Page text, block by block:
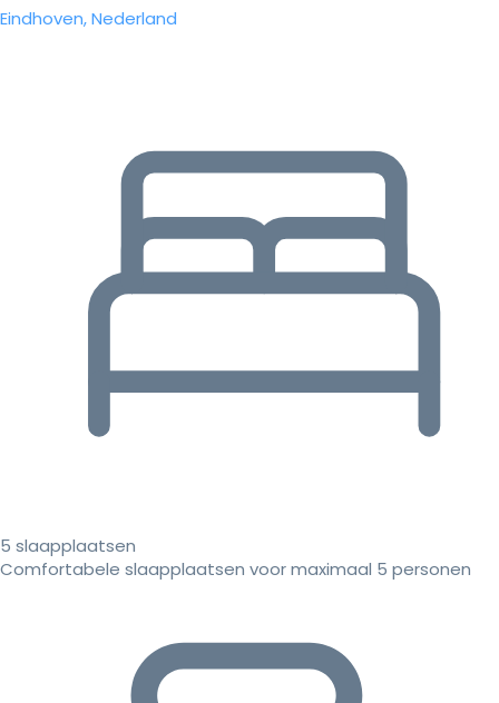
Eindhoven, Nederland
5 slaapplaatsen
Comfortabele slaapplaatsen voor maximaal 5 personen